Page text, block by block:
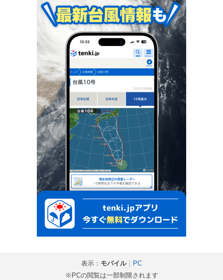
表示： モバイル｜
PC
※PCの閲覧は一部制限されます